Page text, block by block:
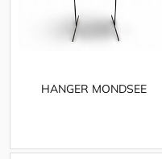
HANGER MONDSEE